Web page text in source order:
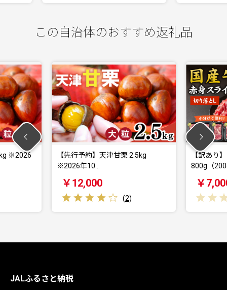
この自治体のおすすめ返礼品
天津甘栗 2.5kg
【訳あり】国産 赤身スライス
JALふるさと納税